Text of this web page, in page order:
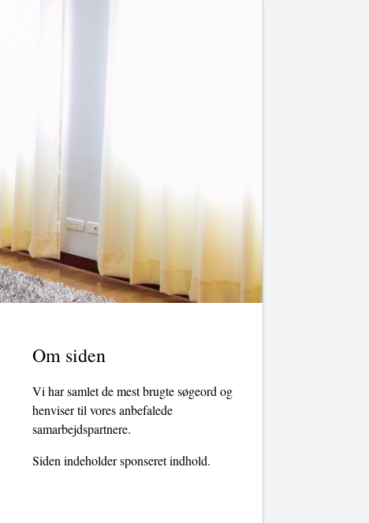
Om siden
Vi har samlet de mest brugte søgeord og
henviser til vores anbefalede
samarbejdspartnere.
Siden indeholder sponseret indhold.